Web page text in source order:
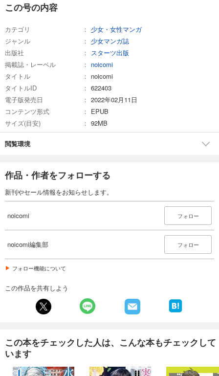
noicomi vol.158
あらすじを表示する
noicomi vol.157
あらすじを表示する
あらすじを表示する
カート
試し読み
550円 (税込)
カート
この号の内容
カテゴリ
少女・女性マンガ
ジャンル
少女マンガ誌
出版社
スターツ出版
掲載誌・レーベル
noicomi
タイトル
noicomi
タイトルID
622403
電子版発売日
2022年02月11日
コンテンツ形式
EPUB
サイズ(目安)
92MB
閲覧環境
作品・作者をフォローする
新刊やセール情報をお知らせします。
noicomi フォロー
noicomi編集部 フォロー
フォロー機能について
この作品を共有しよう
この本をチェックした人は、こんな本もチェックして
います